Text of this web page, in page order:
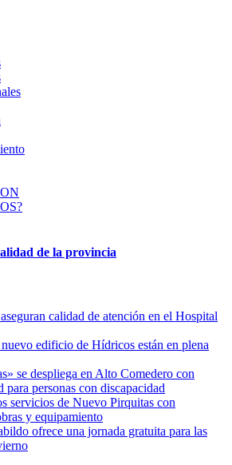
calidad de atención en el Hospital
edificio de Hídricos están en plena
se despliega en Alto Comedero con
para personas con discapacidad
servicios de Nuevo Pirquitas con
y equipamiento
ofrece una jornada gratuita para las